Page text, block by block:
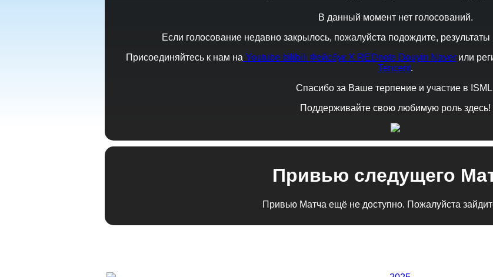
В данный момент нет голосований.
Если голосование недавно закрылось, пожалуйста подождите,
Присоединяйтесь к нам на Youtubebilibili ФейсбукX REDnoteDouyin Naverили
Tencent.
Спасибо за Ваше терпение и участие в
Поддерживайте свою любимую роль здесь!
Привью следущего
Привью Матча ещё не доступно. Пожалуйста